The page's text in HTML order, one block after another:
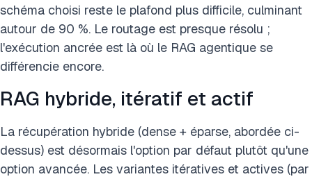
schéma choisi reste le plafond plus difficile, culminant
autour de 90 %. Le routage est presque résolu ;
l'exécution ancrée est là où le RAG agentique se
différencie encore.
RAG hybride, itératif et actif
La récupération hybride (dense + éparse, abordée ci-
dessus) est désormais l'option par défaut plutôt qu'une
option avancée. Les variantes itératives et actives (par